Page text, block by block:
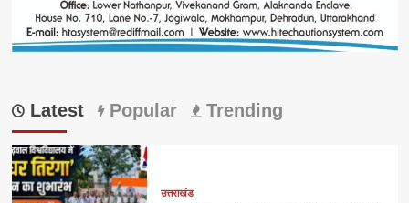
Latest Popular Trending
उत्तराखंड